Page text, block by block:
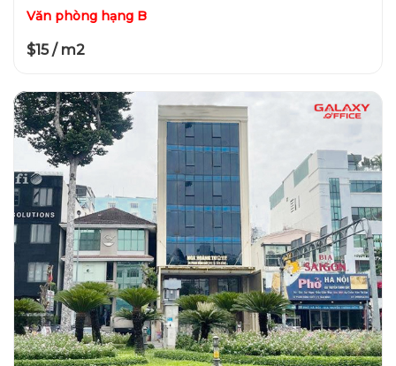
Văn phòng hạng B
$15 / m2